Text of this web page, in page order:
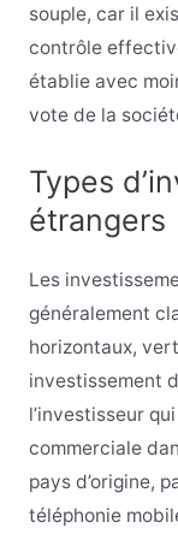
souple, car il
contrôle
établie avec
vote de la
Types
étrangers
Les
généralement
horizontaux,
investissement
l’investisseur
commerciale
pays d’origine,
téléphonie